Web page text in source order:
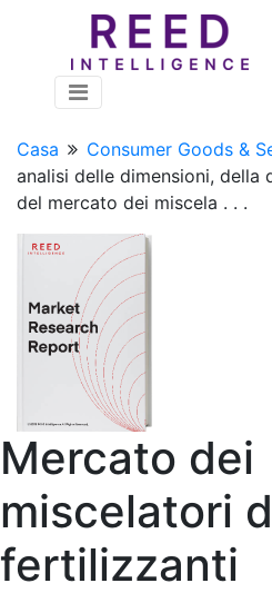
Casa Consumer Goods &
analisi delle dimensioni, della
del mercato dei miscela . . .
Mercato dei
miscelatori
fertilizzanti